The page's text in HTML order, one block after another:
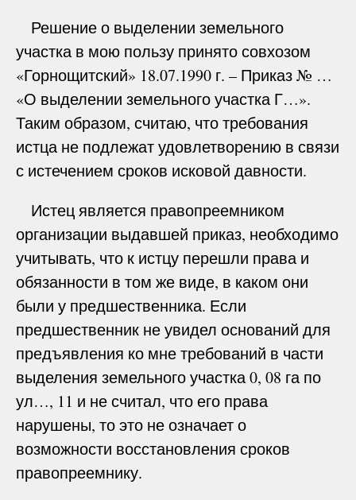
Решение о выделении земельного
участка в мою пользу принято совхозом
«Горнощитский» 18.07.1990 г. – Приказ № …
«О выделении земельного участка Г…».
Таким образом, считаю, что требования
истца не подлежат удовлетворению в связи
с истечением сроков исковой давности.
Истец является правопреемником
организации выдавшей приказ, необходимо
учитывать, что к истцу перешли права и
обязанности в том же виде, в каком они
были у предшественника. Если
предшественник не увидел оснований для
предъявления ко мне требований в части
выделения земельного участка 0, 08 га по
ул…, 11 и не считал, что его права
нарушены, то это не означает о
возможности восстановления сроков
правопреемнику.